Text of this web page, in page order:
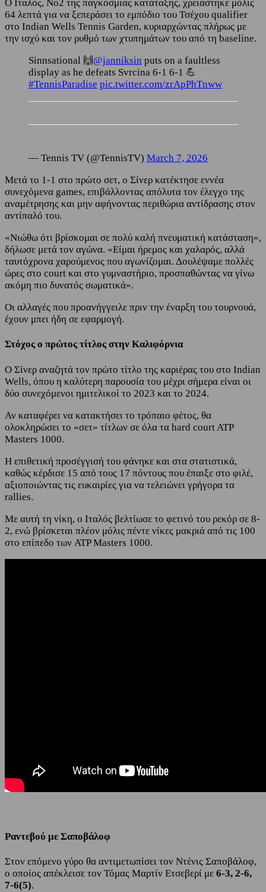
Ο Ιταλός, Νο2 της παγκόσμιας κατάταξης, χρειάστηκε μόλις
64 λεπτά για να ξεπεράσει το εμπόδιο του Τσέχου qualifier
στο Indian Wells Tennis Garden, κυριαρχώντας πλήρως με
την ισχύ και τον ρυθμό των χτυπημάτων του από τη baseline.
Sinnsational 🙌 @janniksin puts on a faultless
display as he defeats Svrcina 6-1 6-1 💪
#TennisParadise pic.twitter.com/zrApPhTnww
— Tennis TV (@TennisTV) March 7, 2026
Μετά το 1-1 στο πρώτο σετ, ο Σίνερ κατέκτησε εννέα
συνεχόμενα games, επιβάλλοντας απόλυτα τον έλεγχο της
αναμέτρησης και μην αφήνοντας περιθώρια αντίδρασης στον
αντίπαλό του.
«Νιώθω ότι βρίσκομαι σε πολύ καλή πνευματική κατάσταση»,
δήλωσε μετά τον αγώνα. «Είμαι ήρεμος και χαλαρός, αλλά
ταυτόχρονα χαρούμενος που αγωνίζομαι. Δουλέψαμε πολλές
ώρες στο court και στο γυμναστήριο, προσπαθώντας να γίνω
ακόμη πιο δυνατός σωματικά».
Οι αλλαγές που προανήγγειλε πριν την έναρξη του τουρνουά,
έχουν μπει ήδη σε εφαρμογή.
Στόχος ο πρώτος τίτλος στην Καλιφόρνια
Ο Σίνερ αναζητά τον πρώτο τίτλο της καριέρας του στο Indian
Wells, όπου η καλύτερη παρουσία του μέχρι σήμερα είναι οι
δύο συνεχόμενοι ημιτελικοί το 2023 και το 2024.
Αν καταφέρει να κατακτήσει το τρόπαιο φέτος, θα
ολοκληρώσει το «σετ» τίτλων σε όλα τα hard court ATP
Masters 1000.
Η επιθετική προσέγγισή του φάνηκε και στα στατιστικά,
καθώς κέρδισε 15 από τους 17 πόντους που έπαιξε στο φιλέ,
αξιοποιώντας τις ευκαιρίες για να τελειώνει γρήγορα τα
rallies.
Με αυτή τη νίκη, ο Ιταλός βελτίωσε το φετινό του ρεκόρ σε 8-
2, ενώ βρίσκεται πλέον μόλις πέντε νίκες μακριά από τις 100
στο επίπεδο των ATP Masters 1000.
Ραντεβού με Σαποβάλοφ
Στον επόμενο γύρο θα αντιμετωπίσει τον Ντένις Σαποβάλοφ,
ο οποίος απέκλεισε τον Τόμας Μαρτίν Ετσεβερί με 6-3, 2-6,
7-6(5).